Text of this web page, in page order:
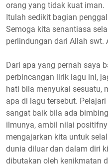
orang yang tidak kuat iman.
Itulah sedikit bagian
Semoga kita senantiasa
perlindungan dari Allah swt.
Dari apa yang pernah saya
perbincangan lirik lagu ini,
hati bila menyukai sesuatu,
apa di lagu tersebut.
sangat baik bila ada
ilmunya, ambil nilai
mengajarkan kita untuk
dunia diluar dan dalam diri
dibutakan oleh kenikmatan